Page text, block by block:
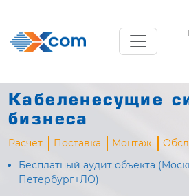
Кабеленесущие
бизнеса
Расчет Поставка Монтаж
Бесплатный аудит объекта
Петербург+ЛО)